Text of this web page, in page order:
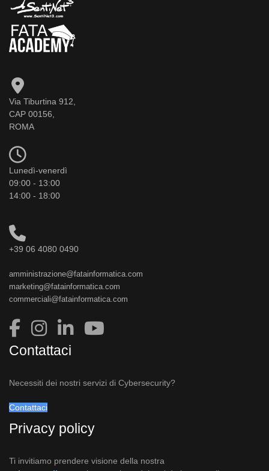
Via Tiburtina 912,
CAP 00156,
ROMA
Lunedì-venerdì
09:00 - 13:00
14:00 - 18:00
+39 06 4080 0490
amministrazione@fatainformatica.com
marketing@fatainformatica.com
commerciali@fatainformatica.com
Contattaci
Necessiti dei nostri servizi di Cybersecurity?
Contattaci
Privacy policy
Ti invitiamo prendere visione della nostra